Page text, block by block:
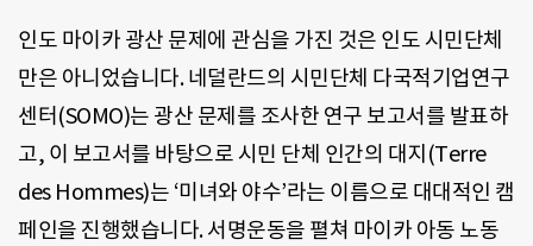
인도 마이카 광산 문제에 관심을 가진 것은 인도 시민단체
만은 아니었습니다. 네덜란드의 시민단체 다국적기업연구
센터(SOMO)는 광산 문제를 조사한 연구 보고서를 발표하
고, 이 보고서를 바탕으로 시민 단체 인간의 대지(Terre
des Hommes)는 ‘미녀와 야수’라는 이름으로 대대적인 캠
페인을 진행했습니다. 서명운동을 펼쳐 마이카 아동 노동